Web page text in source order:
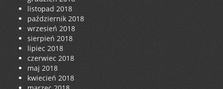
listopad 2018
październik 2018
wrzesień 2018
sierpień 2018
lipiec 2018
czerwiec 2018
maj 2018
kwiecień 2018